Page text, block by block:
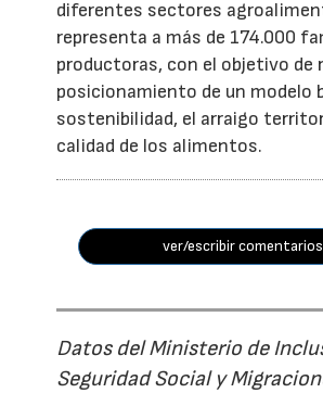
diferentes sectores
representa a más de 174.000
productoras, con el objetivo de
posicionamiento de un modelo
sostenibilidad, el arraigo
calidad de los alimentos.
ver/escribir comentarios
Datos del Ministerio de
Seguridad Social y